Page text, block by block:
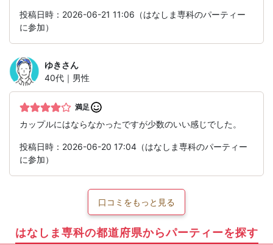
投稿日時：2026-06-21 11:06（はなしま専科のパーティー
に参加）
ゆきさん
40代｜男性
満足
カップルにはならなかったですが少数のいい感じでした。
投稿日時：2026-06-20 17:04（はなしま専科のパーティー
に参加）
口コミをもっと見る
はなしま専科の都道府県からパーティーを探す